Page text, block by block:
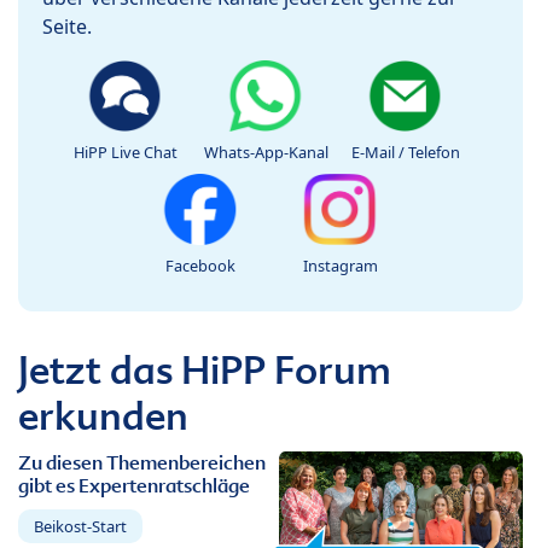
Seite.
HiPP Live Chat Whats-App-Kanal E-Mail / Telefon
Facebook Instagram
Jetzt das HiPP Forum
erkunden
Zu diesen Themenbereichen
gibt es Expertenratschläge
Beikost-Start